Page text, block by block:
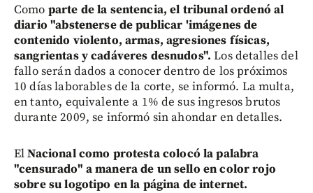
Como parte de la sentencia, el tribunal ordenó al
diario "abstenerse de publicar 'imágenes de
contenido violento, armas, agresiones físicas,
sangrientas y cadáveres desnudos". Los detalles del
fallo serán dados a conocer dentro de los próximos
10 días laborables de la corte, se informó. La multa,
en tanto, equivalente a 1% de sus ingresos brutos
durante 2009, se informó sin ahondar en detalles.
ElNacional como protesta colocó la palabra
"censurado" a manera de un sello en color rojo
sobre su logotipo en la página de internet.